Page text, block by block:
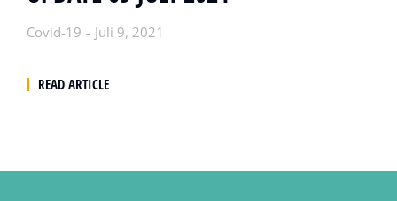
Covid-19 Juli 9, 2021
READ ARTICLE